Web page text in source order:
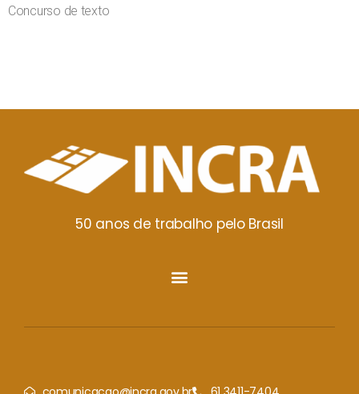
Concurso de texto
50 anos de trabalho pelo Brasil